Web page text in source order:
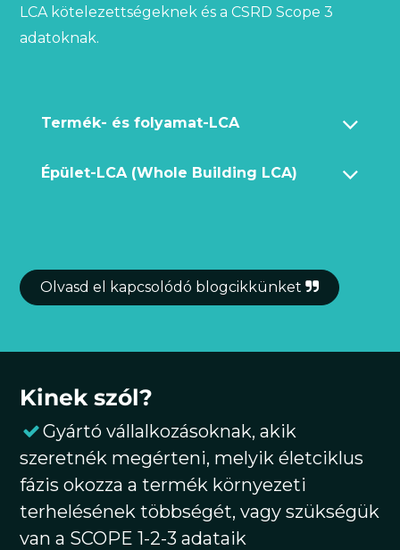
LCA kötelezettségeknek és a CSRD Scope 3
adatoknak.
Termék- és folyamat-LCA
Épület-LCA (Whole Building LCA)
Olvasd el kapcsolódó blogcikkünket
Kinek szól?
Gyártó vállalkozásoknak, akik
szeretnék megérteni, melyik életciklus
fázis okozza a termék környezeti
terhelésének többségét, vagy szükségük
van a SCOPE 1-2-3 adataik